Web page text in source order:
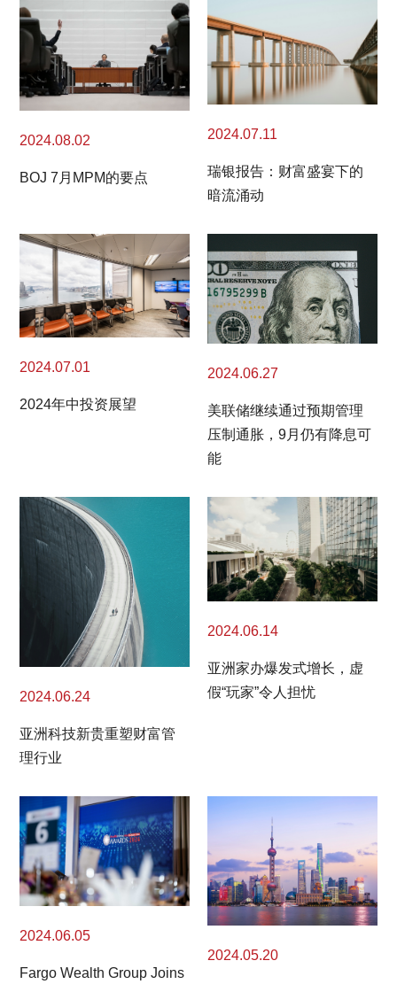
2024.08.02
BOJ 7月MPM的要点
2024.07.11
瑞银报告：财富盛宴下的
暗流涌动
2024.07.01
2024年中投资展望
2024.06.27
美联储继续通过预期管理
压制通胀，9月仍有降息可
能
2024.06.24
亚洲科技新贵重塑财富管
理行业
2024.06.14
亚洲家办爆发式增长，虚
假“玩家”令人担忧
2024.06.05
Fargo Wealth Group Joins
2024.05.20